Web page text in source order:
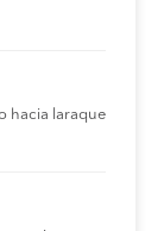
hacia laraque